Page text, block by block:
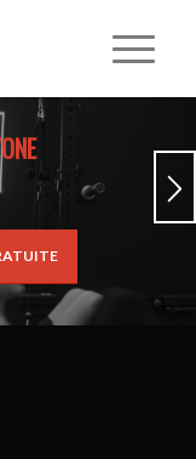
1 3 4